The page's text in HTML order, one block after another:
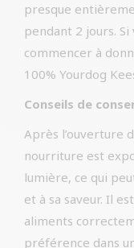
presque
pendant 2 jours.
commencer à
100% Yourdog
Conseils de
Après l’ouverture
nourriture est
lumière, ce qui
et à sa saveur. Il
aliments
préférence dans